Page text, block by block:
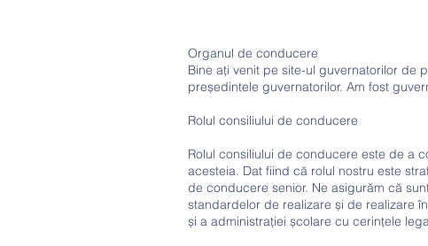
Organul de conducere
Bine ați venit pe site-ul guvernatorilor de
președintele guvernatorilor. Am fost
Rolul consiliului de conducere
Rolul consiliului de conducere este de a
acesteia. Dat fiind că rolul nostru este
de conducere senior. Ne asigurăm că
standardelor de realizare și de realizare
și a administrației școlare cu cerințele